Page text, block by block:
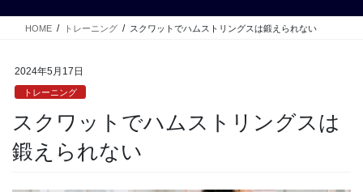
ス
ン
HOME トレーニング スクワットでハムストリングスは鍛えられない
2024年5月17日
トレーニング
スクワットでハムストリングスは
鍛えられない